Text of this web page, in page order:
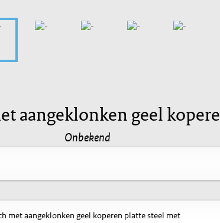
aangeklonken geel
Onbekend
met aangeklonken geel koperen platte steel met